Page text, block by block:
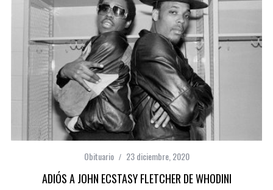
Obituario 23 diciembre, 2020
ADIÓS A JOHN ECSTASY FLETCHER DE WHODINI